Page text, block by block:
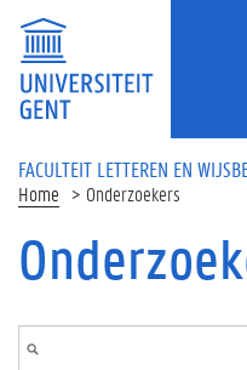
Overslaan en naar de inhoud gaan
FACULTEIT LETTEREN EN
Home Onderzoekers